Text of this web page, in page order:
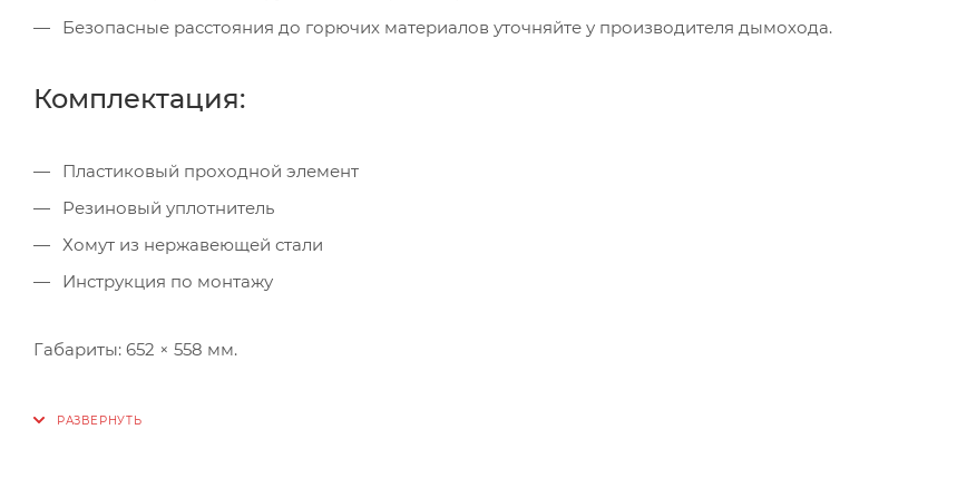
Безопасные расстояния до горючих материалов уточняйте у производителя дымохода.
Комплектация:
Пластиковый проходной элемент
Резиновый уплотнитель
Хомут из нержавеющей стали
Инструкция по монтажу
Габариты: 652 × 558 мм.